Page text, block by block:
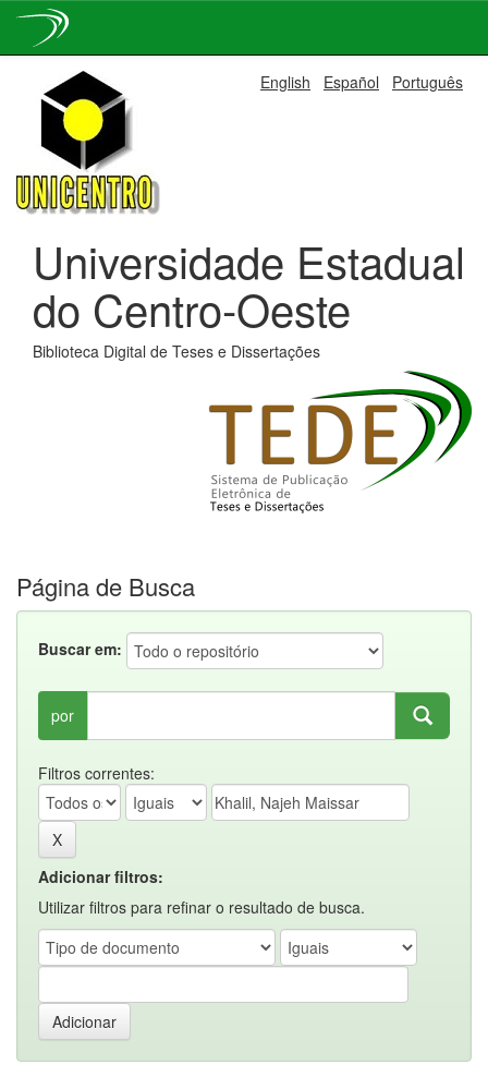
navigation
English Español Português
Universidade Estadual
do Centro-Oeste
Biblioteca Digital de Teses e Dissertações
Página de Busca
Buscar em:
por
Filtros correntes:
Adicionar filtros:
Utilizar filtros para refinar o resultado de busca.